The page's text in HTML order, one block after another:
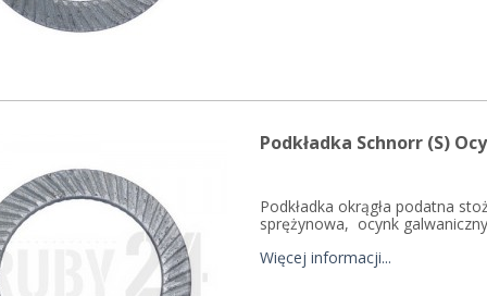
Podkładka Schnorr (S)
Podkładka okrągła podatna
sprężynowa, ocynk galwaniczny
Więcej informacji...